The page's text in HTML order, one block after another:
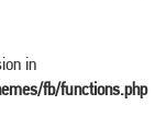
in
fb/functions.php